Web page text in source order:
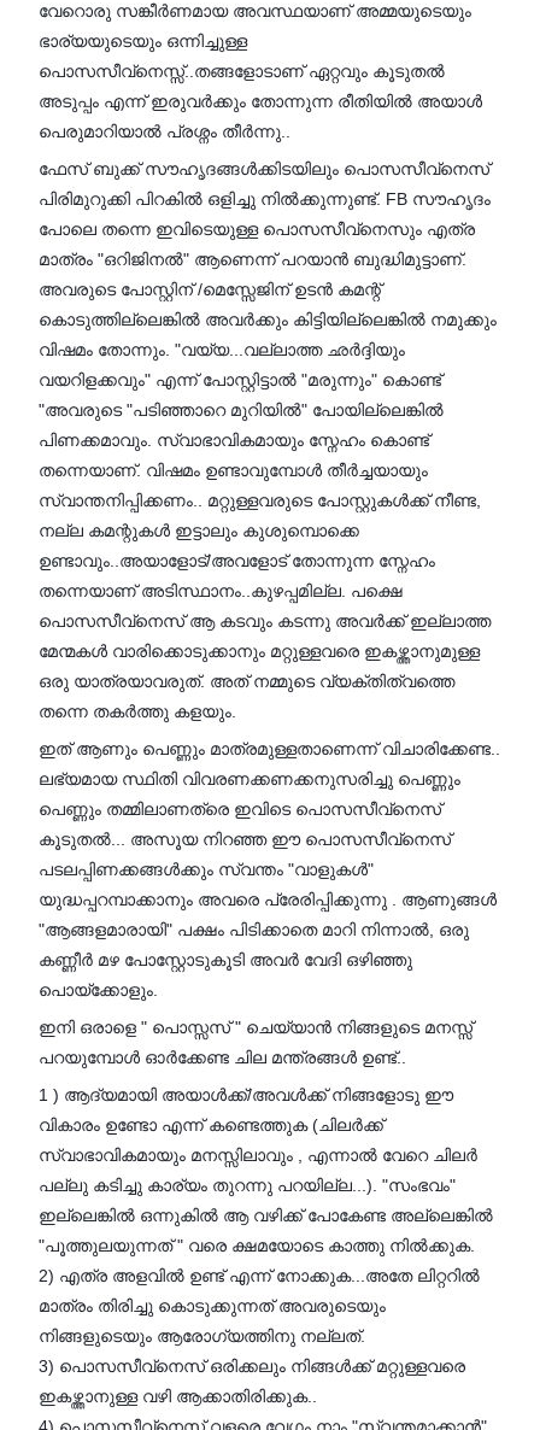
വേറൊരു സങ്കീർണമായ അവസ്ഥയാണ് അമ്മയുടെയും
ഭാര്യയുടെയും ഒന്നിച്ചുള്ള
പൊസസീവ്‌നെസ്സ്..തങ്ങളോടാണ് ഏറ്റവും കൂടുതൽ
അടുപ്പം എന്ന് ഇരുവർക്കും തോന്നുന്ന രീതിയിൽ അയാൾ
പെരുമാറിയാൽ പ്രശ്നം തീർന്നു..
ഫേസ് ബുക്ക് സൗഹൃദങ്ങൾക്കിടയിലും പൊസസീവ്‌നെസ്
പിരിമുറുക്കി പിറകിൽ ഒളിച്ചു നിൽക്കുന്നുണ്ട്. FB സൗഹൃദം
പോലെ തന്നെ ഇവിടെയുള്ള പൊസസീവ്‌നെസും എത്ര
മാത്രം "ഒറിജിനൽ" ആണെന്ന് പറയാൻ ബുദ്ധിമുട്ടാണ്.
അവരുടെ പോസ്റ്റിന് /മെസ്സേജിന് ഉടൻ കമന്റ്
കൊടുത്തില്ലെങ്കിൽ അവർക്കും കിട്ടിയില്ലെങ്കിൽ നമുക്കും
വിഷമം തോന്നും. "വയ്യ...വല്ലാത്ത ഛർദ്ദിയും
വയറിളക്കവും" എന്ന് പോസ്റ്റിട്ടാൽ "മരുന്നും" കൊണ്ട്
"അവരുടെ "പടിഞ്ഞാറെ മുറിയിൽ" പോയില്ലെങ്കിൽ
പിണക്കമാവും. സ്വാഭാവികമായും സ്നേഹം കൊണ്ട്
തന്നെയാണ്. വിഷമം ഉണ്ടാവുമ്പോൾ തീർച്ചയായും
സ്വാന്തനിപ്പിക്കണം.. മറ്റുള്ളവരുടെ പോസ്റ്റുകൾക്ക് നീണ്ട,
നല്ല കമന്റുകൾ ഇട്ടാലും കുശുമ്പൊക്കെ
ഉണ്ടാവും..അയാളോട്/അവളോട് തോന്നുന്ന സ്നേഹം
തന്നെയാണ് അടിസ്ഥാനം..കുഴപ്പമില്ല. പക്ഷെ
പൊസസീവ്‌നെസ് ആ കടവും കടന്നു അവർക്ക് ഇല്ലാത്ത
മേന്മകൾ വാരിക്കൊടുക്കാനും മറ്റുള്ളവരെ ഇകഴ്ത്താനുമുള്ള
ഒരു യാത്രയാവരുത്. അത് നമ്മുടെ വ്യക്തിത്വത്തെ
തന്നെ തകർത്തു കളയും.
ഇത് ആണും പെണ്ണും മാത്രമുള്ളതാണെന്ന് വിചാരിക്കേണ്ട..
ലഭ്യമായ സ്ഥിതി വിവരണക്കണക്കനുസരിച്ചു പെണ്ണും
പെണ്ണും തമ്മിലാണത്രെ ഇവിടെ പൊസസീവ്‌നെസ്
കൂടുതൽ... അസൂയ നിറഞ്ഞ ഈ പൊസസീവ്‌നെസ്
പടലപ്പിണക്കങ്ങൾക്കും സ്വന്തം "വാളുകൾ"
യുദ്ധപ്പറമ്പാക്കാനും അവരെ പ്രേരിപ്പിക്കുന്നു . ആണുങ്ങൾ
"ആങ്ങളമാരായി" പക്ഷം പിടിക്കാതെ മാറി നിന്നാൽ, ഒരു
കണ്ണീർ മഴ പോസ്റ്റോടുകൂടി അവർ വേദി ഒഴിഞ്ഞു
പൊയ്ക്കോളും.
ഇനി ഒരാളെ " പൊസ്സസ് " ചെയ്യാൻ നിങ്ങളുടെ മനസ്സ്
പറയുമ്പോൾ ഓർക്കേണ്ട ചില മന്ത്രങ്ങൾ ഉണ്ട്..
1 ) ആദ്യമായി അയാൾക്ക്/അവൾക്ക് നിങ്ങളോടു ഈ
വികാരം ഉണ്ടോ എന്ന് കണ്ടെത്തുക (ചിലർക്ക്
സ്വാഭാവികമായും മനസ്സിലാവും , എന്നാൽ വേറെ ചിലർ
പല്ലു കടിച്ചു കാര്യം തുറന്നു പറയില്ല...). "സംഭവം"
ഇല്ലെങ്കിൽ ഒന്നുകിൽ ആ വഴിക്ക് പോകേണ്ട അല്ലെങ്കിൽ
"പൂത്തുലയുന്നത് " വരെ ക്ഷമയോടെ കാത്തു നിൽക്കുക.
2) എത്ര അളവിൽ ഉണ്ട് എന്ന് നോക്കുക...അതേ ലിറ്ററിൽ
മാത്രം തിരിച്ചു കൊടുക്കുന്നത് അവരുടെയും
നിങ്ങളുടെയും ആരോഗ്യത്തിനു നല്ലത്.
3) പൊസസീവ്‌നെസ് ഒരിക്കലും നിങ്ങൾക്ക് മറ്റുള്ളവരെ
ഇകഴ്ത്താനുള്ള വഴി ആക്കാതിരിക്കുക..